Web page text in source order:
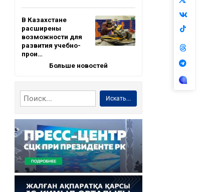
В Казахстане
расширены
возможности для
развития учебно-
прои…
Больше новостей
Искать...